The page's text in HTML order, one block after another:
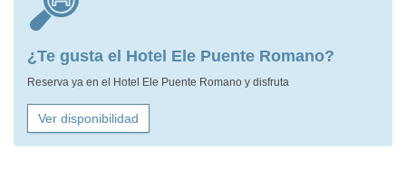
¿Te gusta el Hotel Ele Puente Romano?
Reserva ya en el Hotel Ele Puente Romano y disfruta
Ver disponibilidad